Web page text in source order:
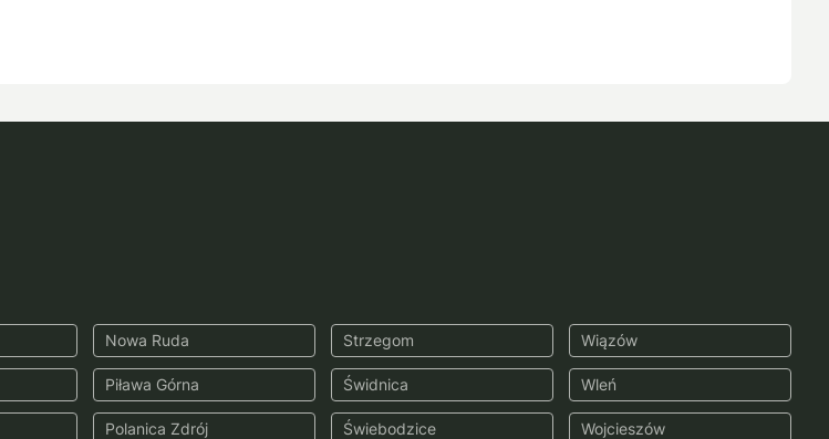
Nowa Ruda
Piława Górna
Polanica Zdrój
Strzegom
Świdnica
Świebodzice
Wiązów
Wleń
Wojcieszów